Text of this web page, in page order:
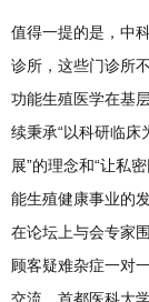
值得一提的是，中
诊所，这些门诊所
功能生殖医学在基
续秉承“以科研临
展”的理念和“让私
能生殖健康事业的发
在论坛上与会专家
顾客疑难杂症一对